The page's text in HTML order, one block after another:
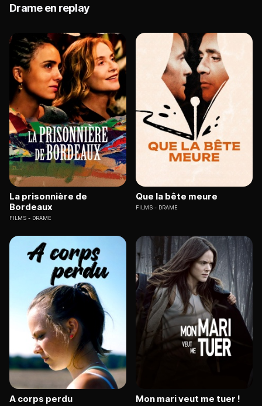
Drame en replay
La prisonnière de
Bordeaux
FILMS DRAME
Que la bête meure
FILMS DRAME
A corps perdu Mon mari veut me tuer !